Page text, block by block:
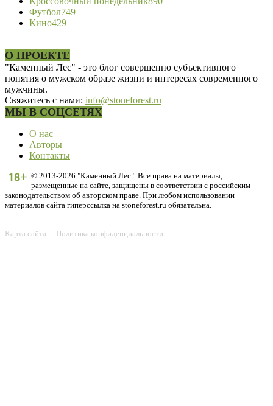
Футбол749
Кино429
О ПРОЕКТЕ
"Каменный Лес" - это блог совершенно субъективного
понятия о мужском образе жизни и интересах современного
мужчины.
Свяжитесь с нами: info@stoneforest.ru
МЫ В СОЦСЕТЯХ
О нас
Авторы
Контакты
© 2013-2026 "Каменный Лес". Все права на материалы,
размещенные на сайте, защищены в соответствии с российским
законодательством об авторском праве. При любом использовании
материалов сайта гиперссылка на stoneforest.ru обязательна.
Карта сайта Политика конфиденциальности